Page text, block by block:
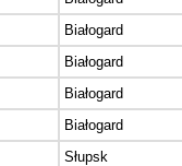
Białogard
Białogard
Białogard
Białogard
Słupsk